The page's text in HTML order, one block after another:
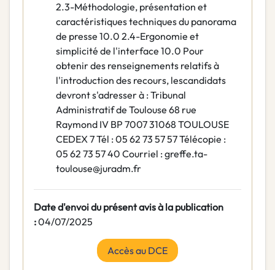
2.3-Méthodologie, présentation et
caractéristiques techniques du panorama
de presse 10.0 2.4-Ergonomie et
simplicité de l'interface 10.0 Pour
obtenir des renseignements relatifs à
l'introduction des recours, lescandidats
devront s'adresser à : Tribunal
Administratif de Toulouse 68 rue
Raymond IV BP 7007 31068 TOULOUSE
CEDEX 7 Tél : 05 62 73 57 57 Télécopie :
05 62 73 57 40 Courriel : greffe.ta-
toulouse@juradm.fr
Date d'envoi du présent avis à la publication
:04/07/2025
Accès au DCE